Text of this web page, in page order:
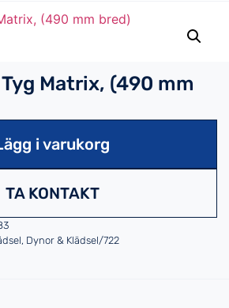
Matrix, (490 mm
i varukorg
TA KONTAKT
, Dynor & Klädsel/722